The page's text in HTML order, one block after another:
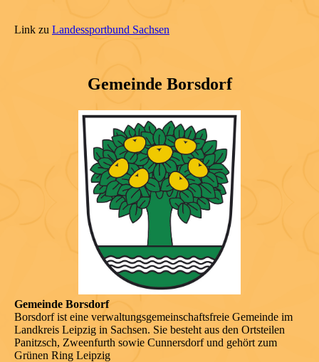
Link zu Landessportbund Sachsen
Gemeinde Borsdorf
Gemeinde Borsdorf
Borsdorf ist eine verwaltungsgemeinschaftsfreie Gemeinde im
Landkreis Leipzig in Sachsen. Sie besteht aus den Ortsteilen
Panitzsch, Zweenfurth sowie Cunnersdorf und gehört zum
Grünen Ring Leipzig